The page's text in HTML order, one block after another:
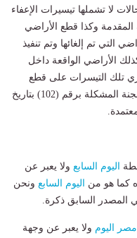
لا تشملها تيسيرات الإعفاء
المقدمة وكذا قطع الأراضي
التي تم إلغائها وتم تنفيذ
الأراضي الواقعة داخل
تلك التيسرات على قطع
الأرضي الموقوف التعامل عليها بموجب اللجنة المشكلة برقم (102) بتاريخ
اليوم السابع ولا يعبر عن
كما هو من اليوم السابع ونحن
المصدر السابق ذكرة.
مصر اليوم ولا يعبر عن وجهة